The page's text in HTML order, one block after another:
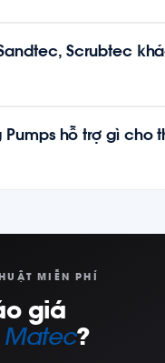
Scrubtec
Pumps hỗ trợ gì cho
MIỄN PHÍ
giá
Matec?